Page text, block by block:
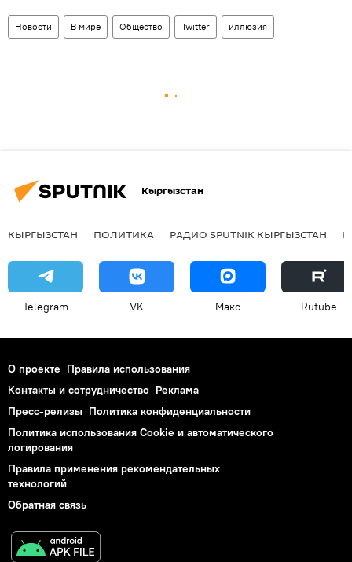
Новости В мире Общество Twitter иллюзия
Кыргызстан
КЫРГЫЗСТАН ПОЛИТИКА РАДИО SPUTNIK КЫРГЫЗСТАН
Telegram VK Макс Rutube
О проекте Правила использования
Контакты и сотрудничество Реклама
Пресс-релизы Политика конфиденциальности
Политика использования Cookie и автоматического
логирования
Правила применения рекомендательных
технологий
Обратная связь